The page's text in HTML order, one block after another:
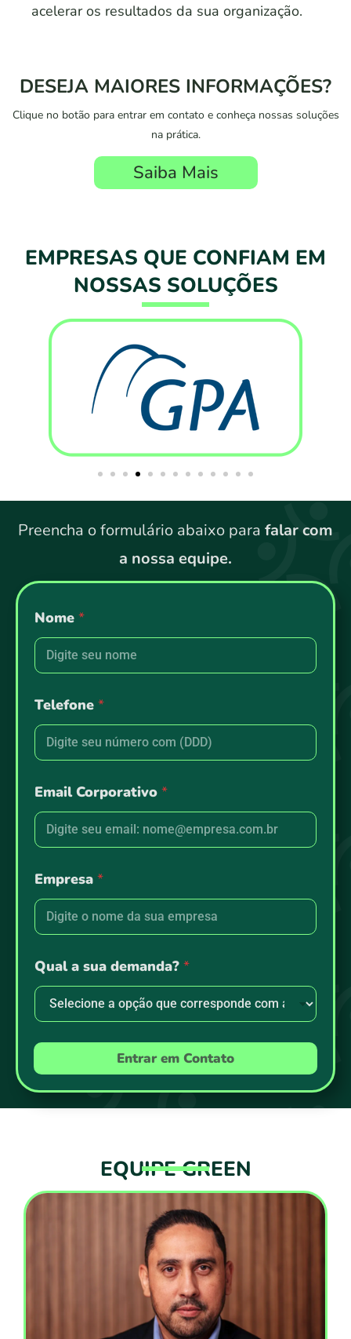
acelerar os resultados da sua organização.
DESEJA MAIORES INFORMAÇÕES?
Clique no botão para entrar em contato e conheça nossas soluções
na prática.
Saiba Mais
EMPRESAS QUE CONFIAM EM
NOSSAS SOLUÇÕES
Preencha o formulário abaixo para falar com
a nossa equipe.
N
o
m
e
Nome *
Telefone *
Email Corporativo *
Empresa *
Qual a sua demanda? *
Entrar em Contato
EQUIPE GREEN